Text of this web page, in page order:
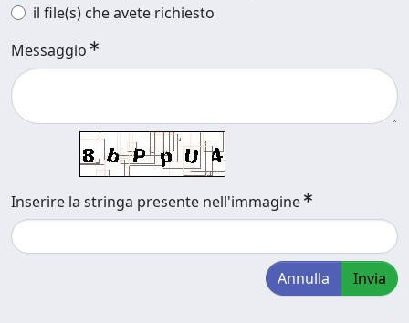
il file(s) che avete richiesto
Messaggio
Inserire la stringa presente nell'immagine
Annulla Invia